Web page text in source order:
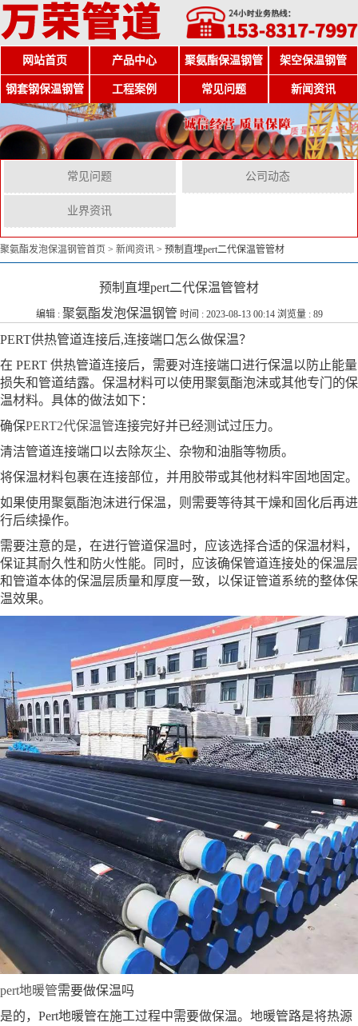
网站首页 产品中心 聚氨酯保温钢管 架空保温钢管
钢套钢保温钢管 工程案例 常见问题 新闻资讯
常见问题 公司动态
业界资讯
聚氨酯发泡保温钢管首页 > 新闻资讯 > 预制直埋pert二代保温管管材
预制直埋pert二代保温管管材
编辑 : 聚氨酯发泡保温钢管 时间 : 2023-08-13 00:14 浏览量 : 89
PERT供热管道连接后,连接端口怎么做保温？
在 PERT 供热管道连接后，需要对连接端口进行保温以防止能量
损失和管道结露。保温材料可以使用聚氨酯泡沫或其他专门的保
温材料。具体的做法如下：
确保PERT2代保温管连接完好并已经测试过压力。
清洁管道连接端口以去除灰尘、杂物和油脂等物质。
将保温材料包裹在连接部位，并用胶带或其他材料牢固地固定。
如果使用聚氨酯泡沫进行保温，则需要等待其干燥和固化后再进
行后续操作。
需要注意的是，在进行管道保温时，应该选择合适的保温材料，
保证其耐久性和防火性能。同时，应该确保管道连接处的保温层
和管道本体的保温层质量和厚度一致，以保证管道系统的整体保
温效果。
pert地暖管需要做保温吗
是的，Pert地暖管在施工过程中需要做保温。地暖管路是将热源